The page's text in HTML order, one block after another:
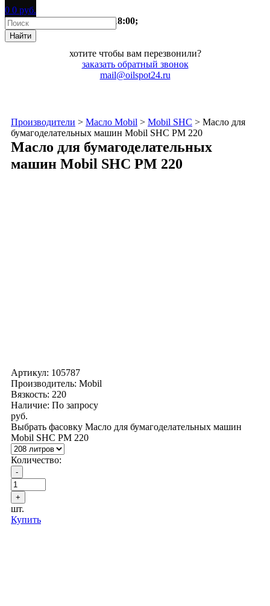
0 0 руб.
время работы:пн-пт 9:00-18:00;
хотите чтобы вам перезвонили?
заказать обратный звонок
mail@oilspot24.ru
Производители > Масло Mobil > Mobil SHC > Масло для
бумагоделательных машин Mobil SHC PM 220
Масло для бумагоделательных
машин Mobil SHC PM 220
Артикул: 105787
Производитель: Mobil
Вязкость: 220
Наличие: По запросу
руб.
Выбрать фасовку Масло для бумагоделательных машин
Mobil SHC PM 220
Количество:
шт.
Купить